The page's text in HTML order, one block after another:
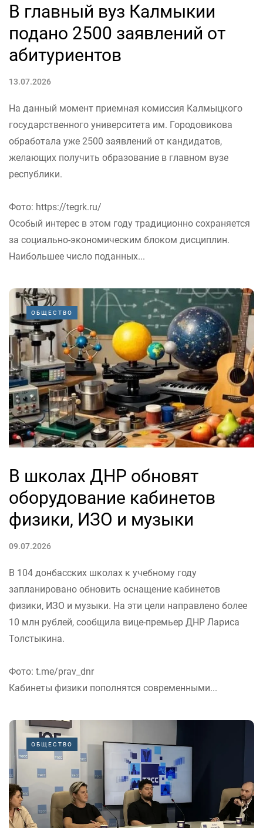
В главный вуз Калмыкии
подано 2500 заявлений от
абитуриентов
13.07.2026
На данный момент приемная комиссия Калмыцкого
государственного университета им. Городовикова
обработала уже 2500 заявлений от кандидатов,
желающих получить образование в главном вузе
республики.
Фото: https://tegrk.ru/
Особый интерес в этом году традиционно сохраняется
за социально-экономическим блоком дисциплин.
Наибольшее число поданных...
ОБЩЕСТВО
В школах ДНР обновят
оборудование кабинетов
физики, ИЗО и музыки
09.07.2026
В 104 донбасских школах к учебному году
запланировано обновить оснащение кабинетов
физики, ИЗО и музыки. На эти цели направлено более
10 млн рублей, сообщила вице-премьер ДНР Лариса
Толстыкина.
Фото: t.me/prav_dnr
Кабинеты физики пополнятся современными...
ОБЩЕСТВО